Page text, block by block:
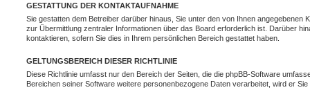
GESTATTUNG DER KONTAKTAUFNAHME
Sie gestatten dem Betreiber darüber hinaus, Sie unter den von Ihnen angegebenen
zur Übermittlung zentraler Informationen über das Board erforderlich ist. Darüber
kontaktieren, sofern Sie dies in Ihrem persönlichen Bereich gestattet haben.
GELTUNGSBEREICH DIESER RICHTLINIE
Diese Richtlinie umfasst nur den Bereich der Seiten, die die phpBB-Software
Bereichen seiner Software weitere personenbezogene Daten verarbeitet, wird er